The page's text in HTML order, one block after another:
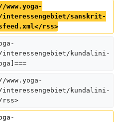
interessengebiet/sanskrit-
rss>
interessengebiet/kundalini-
interessengebiet/kundalini-
rss>